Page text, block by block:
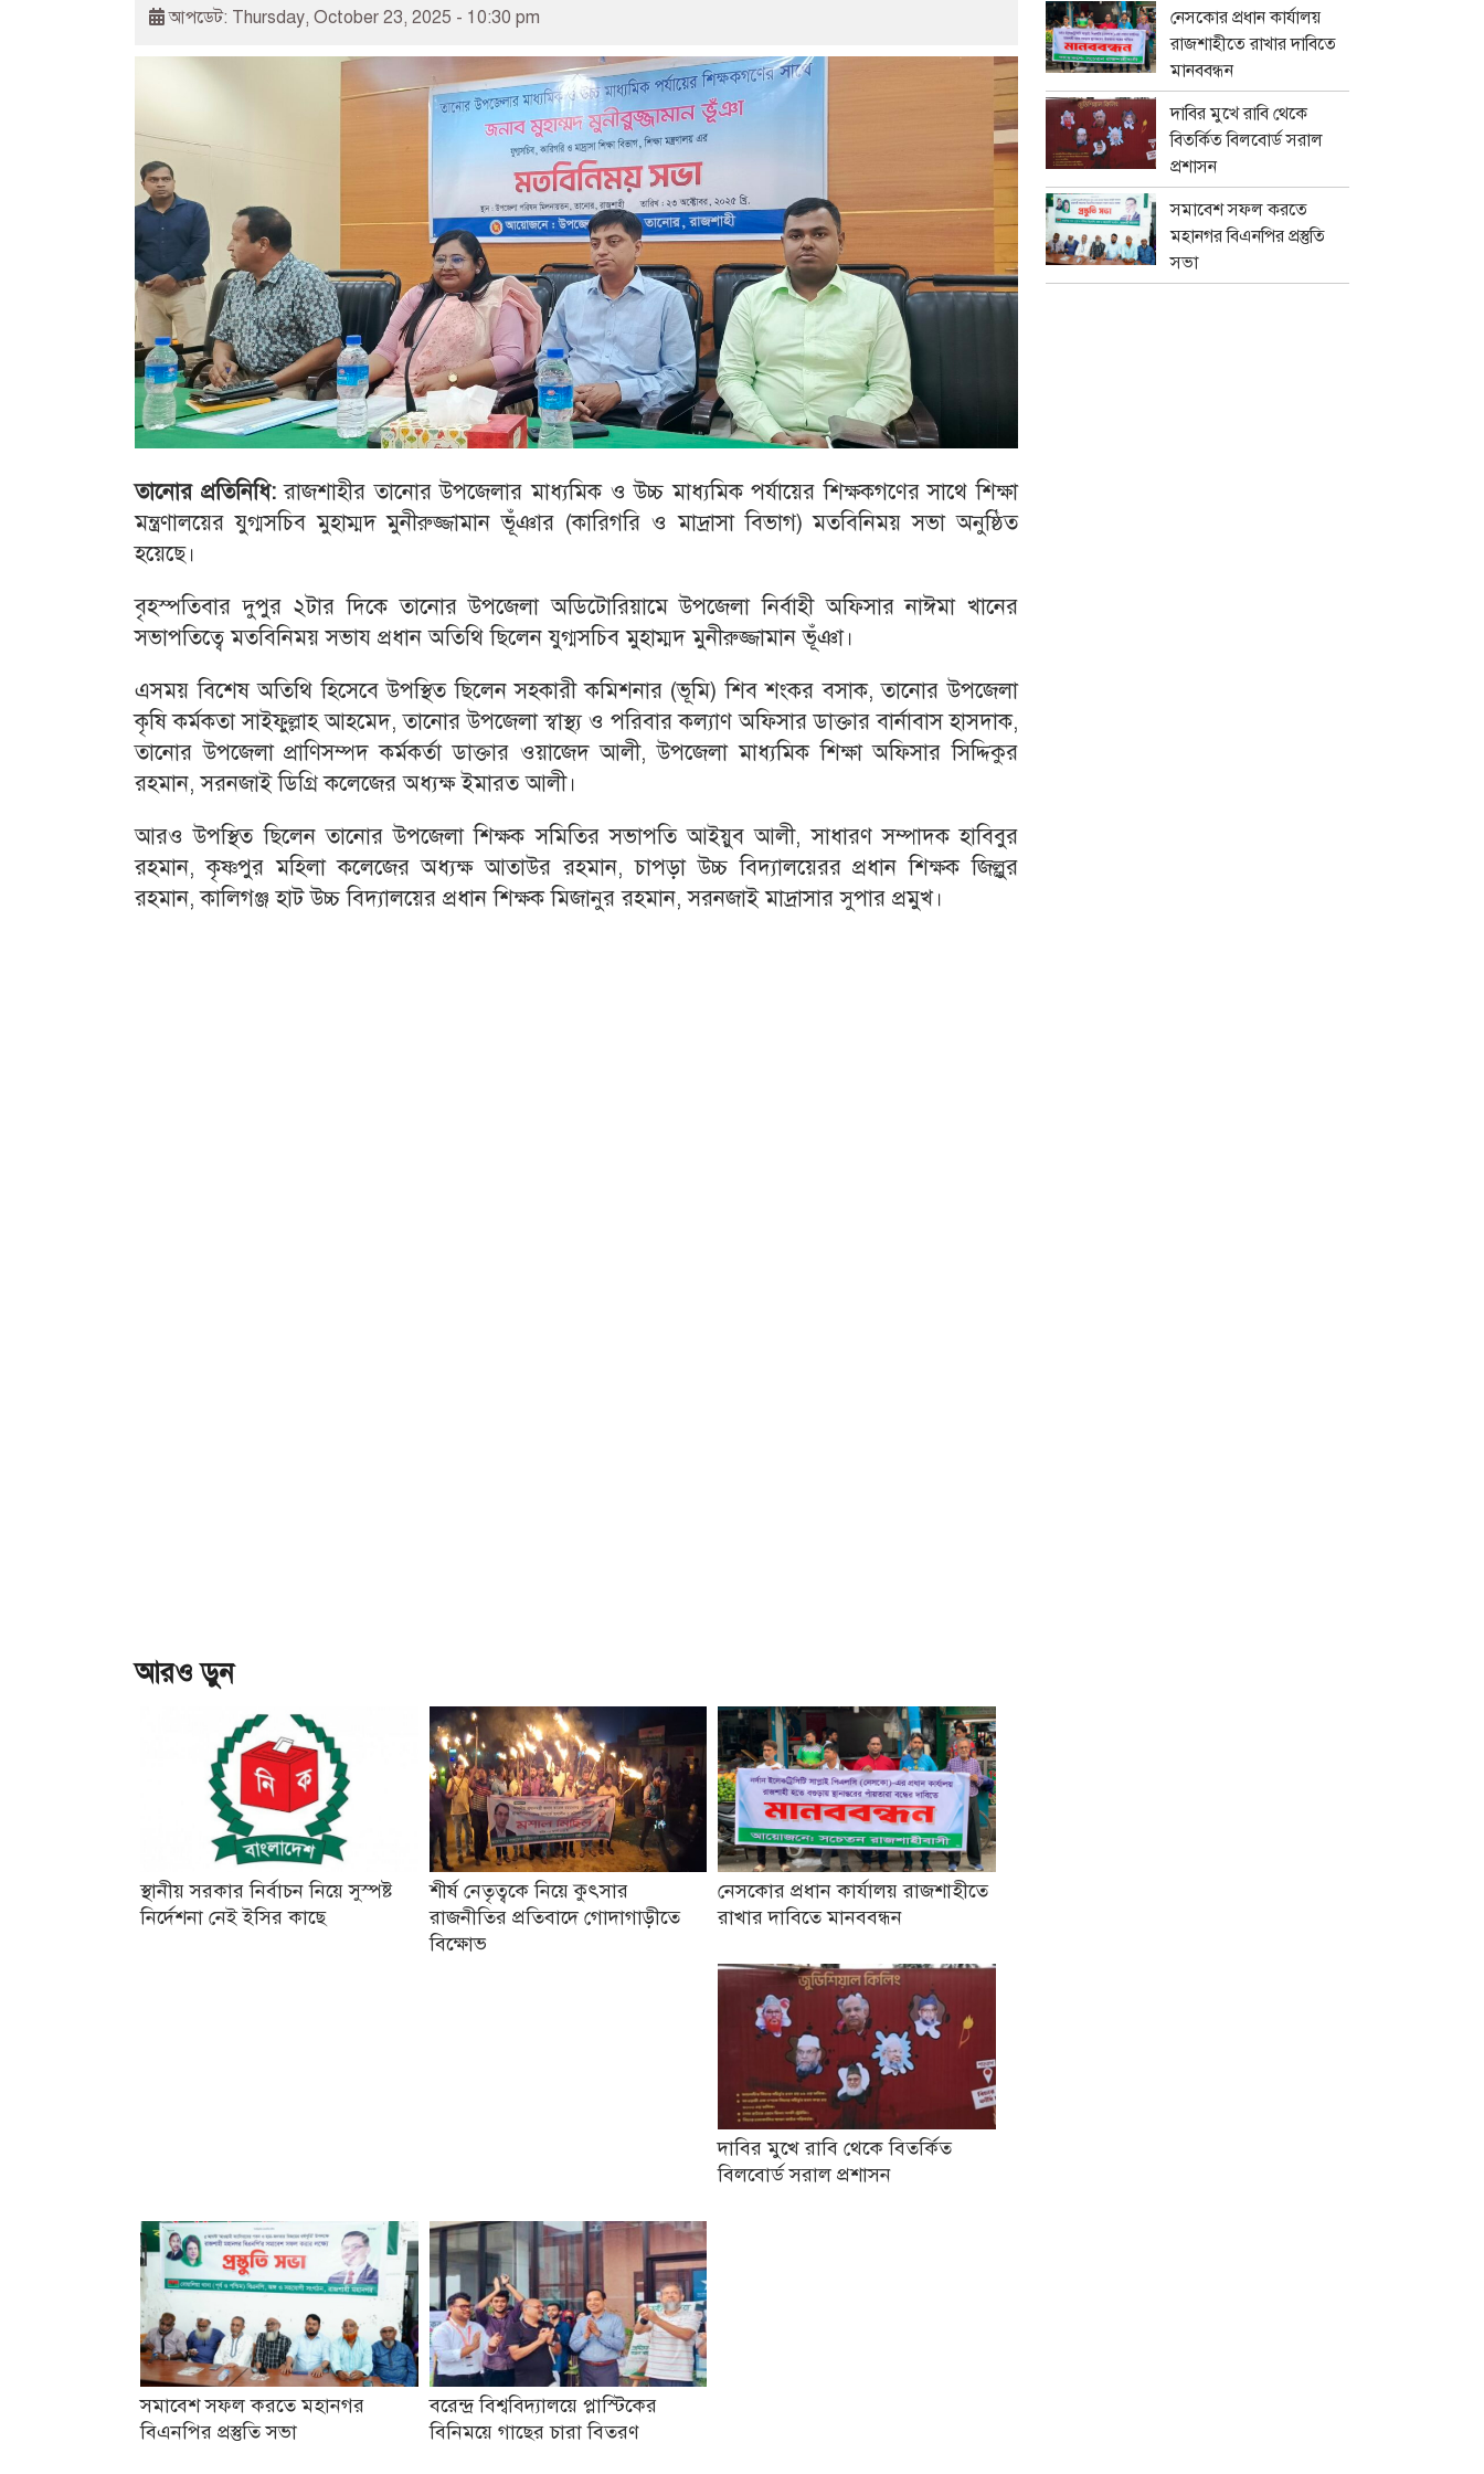
আপডেট: Thursday, October 23, 2025 - 10:30 pm
তানোর প্রতিনিধি:রাজশাহীর তানোর উপজেলার মাধ্যমিক ও উচ্চ মাধ্যমিক পর্যায়ের শিক্ষকগণের সাথে শিক্ষা
মন্ত্রণালয়ের যুগ্মসচিব মুহাম্মদ মুনীরুজ্জামান ভূঁঞার (কারিগরি ও মাদ্রাসা বিভাগ) মতবিনিময় সভা অনুষ্ঠিত
হয়েছে।
বৃহস্পতিবার দুপুর ২টার দিকে তানোর উপজেলা অডিটোরিয়ামে উপজেলা নির্বাহী অফিসার নাঈমা খানের
সভাপতিত্বে মতবিনিময় সভায প্রধান অতিথি ছিলেন যুগ্মসচিব মুহাম্মদ মুনীরুজ্জামান ভূঁঞা।
এসময় বিশেষ অতিথি হিসেবে উপস্থিত ছিলেন সহকারী কমিশনার (ভূমি) শিব শংকর বসাক, তানোর উপজেলা
কৃষি কর্মকতা সাইফুল্লাহ আহমেদ, তানোর উপজেলা স্বাস্থ্য ও পরিবার কল্যাণ অফিসার ডাক্তার বার্নাবাস হাসদাক,
তানোর উপজেলা প্রাণিসম্পদ কর্মকর্তা ডাক্তার ওয়াজেদ আলী, উপজেলা মাধ্যমিক শিক্ষা অফিসার সিদ্দিকুর
রহমান, সরনজাই ডিগ্রি কলেজের অধ্যক্ষ ইমারত আলী।
আরও উপস্থিত ছিলেন তানোর উপজেলা শিক্ষক সমিতির সভাপতি আইয়ুব আলী, সাধারণ সম্পাদক হাবিবুর
রহমান, কৃষ্ণপুর মহিলা কলেজের অধ্যক্ষ আতাউর রহমান, চাপড়া উচ্চ বিদ্যালয়েরর প্রধান শিক্ষক জিল্লুর
রহমান, কালিগঞ্জ হাট উচ্চ বিদ্যালয়ের প্রধান শিক্ষক মিজানুর রহমান, সরনজাই মাদ্রাসার সুপার প্রমুখ।
আরও ড়ুন
স্থানীয় সরকার নির্বাচন নিয়ে সুস্পষ্ট
নির্দেশনা নেই ইসির কাছে
শীর্ষ নেতৃত্বকে নিয়ে কুৎসার
রাজনীতির প্রতিবাদে গোদাগাড়ীতে
বিক্ষোভ
নেসকোর প্রধান কার্যালয় রাজশাহীতে
রাখার দাবিতে মানববন্ধন
দাবির মুখে রাবি থেকে বিতর্কিত
বিলবোর্ড সরাল প্রশাসন
সমাবেশ সফল করতে মহানগর
বিএনপির প্রস্তুতি সভা
বরেন্দ্র বিশ্ববিদ্যালয়ে প্লাস্টিকের
বিনিময়ে গাছের চারা বিতরণ
নেসকোর প্রধান কার্যালয়
রাজশাহীতে রাখার দাবিতে
মানববন্ধন
দাবির মুখে রাবি থেকে
বিতর্কিত বিলবোর্ড সরাল
প্রশাসন
সমাবেশ সফল করতে
মহানগর বিএনপির প্রস্তুতি
সভা